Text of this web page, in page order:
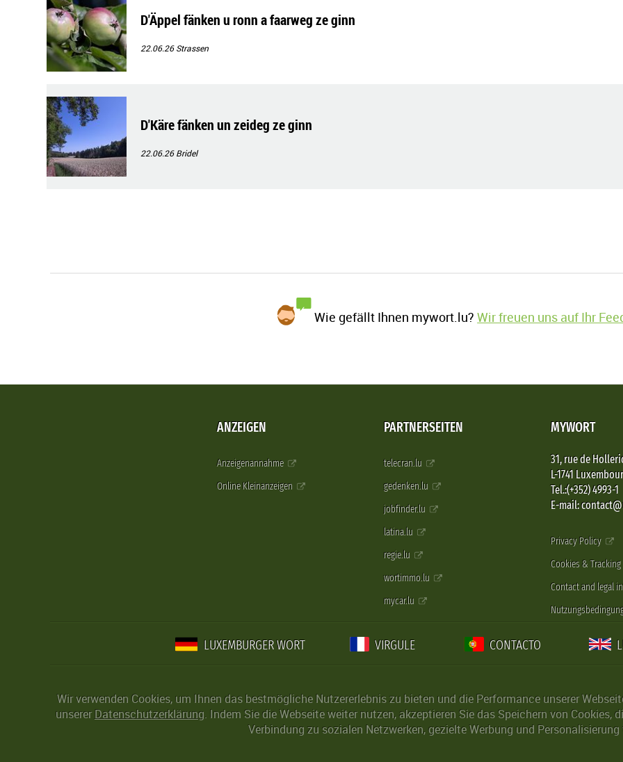
D'Äppel fänken u ronn a faarweg ze ginn
22.06.26Strassen
D'Käre fänken un zeideg ze ginn
22.06.26Bridel
Wie gefällt Ihnen mywort.lu?Wir freuen uns auf Ihr
ANZEIGEN
Anzeigenannahme
Online Kleinanzeigen
PARTNERSEITEN
telecran.lu
gedenken.lu
jobfinder.lu
latina.lu
regie.lu
wortimmo.lu
mycar.lu
MYWORT
31, rue de
L-1741
Tel.:(+352) 4993-1
E-mail:
Privacy Policy
Cookies & Tracking
Contact and legal
LUXEMBURGER WORT VIRGULE CONTACTO
Wir verwenden Cookies, um Ihnen das bestmögliche Nutzererlebnis zu bieten und die Performance unserer
unserer Datenschutzerklärung. Indem Sie die Webseite weiter nutzen, akzeptieren Sie das Speichern von
Verbindung zu sozialen Netzwerken, gezielte Werbung und